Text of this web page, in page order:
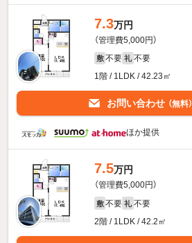
7.3万円
（管理費5,000円）
敷 不要 礼 不要
1階 / 1LDK / 42.23㎡
お問い合わせ （無料）
ほか提供
7.5万円
（管理費5,000円）
敷 不要 礼 不要
2階 / 1LDK / 42.2㎡